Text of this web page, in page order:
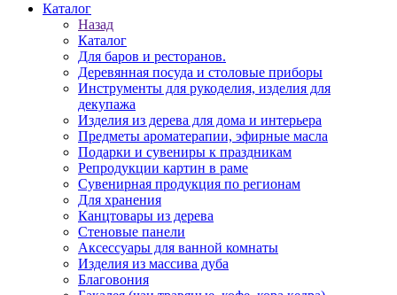
Каталог
Назад
Каталог
Для баров и ресторанов.
Деревянная посуда и столовые приборы
Инструменты для рукоделия, изделия для
декупажа
Изделия из дерева для дома и интерьера
Предметы ароматерапии, эфирные масла
Подарки и сувениры к праздникам
Репродукции картин в раме
Сувенирная продукция по регионам
Для хранения
Канцтовары из дерева
Стеновые панели
Аксессуары для ванной комнаты
Изделия из массива дуба
Благовония